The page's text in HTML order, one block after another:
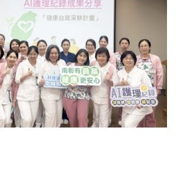
982+
綜合新聞
47 +
科技新知